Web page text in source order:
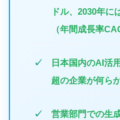
ドル、2030年に
（年間成長率
日本国内のAI活
超の企業が何ら
営業部門での生